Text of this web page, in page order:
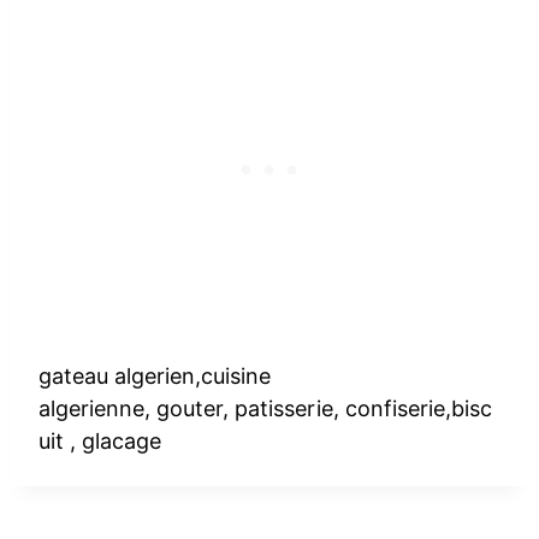
gateau algerien,cuisine
algerienne, gouter, patisserie, confiserie,bisc
uit , glacage